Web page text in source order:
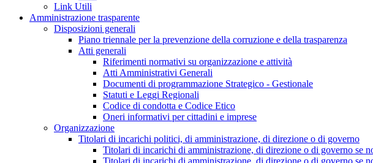
Link Utili
Amministrazione trasparente
Disposizioni generali
Piano triennale per la prevenzione della corruzione e della trasparenza
Atti generali
Riferimenti normativi su organizzazione e attività
Atti Amministrativi Generali
Documenti di programmazione Strategico - Gestionale
Statuti e Leggi Regionali
Codice di condotta e Codice Etico
Oneri informativi per cittadini e imprese
Organizzazione
Titolari di incarichi politici, di amministrazione, di direzione o di governo
Titolari di incarichi di amministrazione, di direzione o di governo se
Titolari di incarichi di amministrazione, di direzione o di governo se